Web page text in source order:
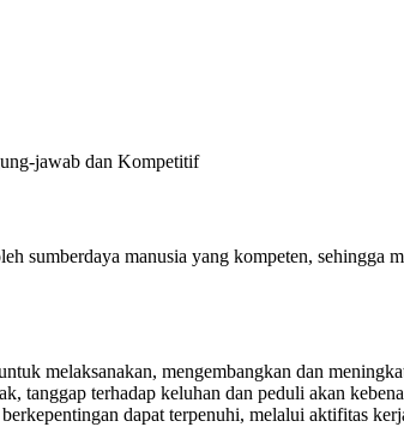
jawab dan Kompetitif
sumberdaya manusia yang kompeten, sehingga
melaksanakan, mengembangkan dan
tanggap terhadap keluhan dan peduli akan
dapat terpenuhi, melalui aktifitas